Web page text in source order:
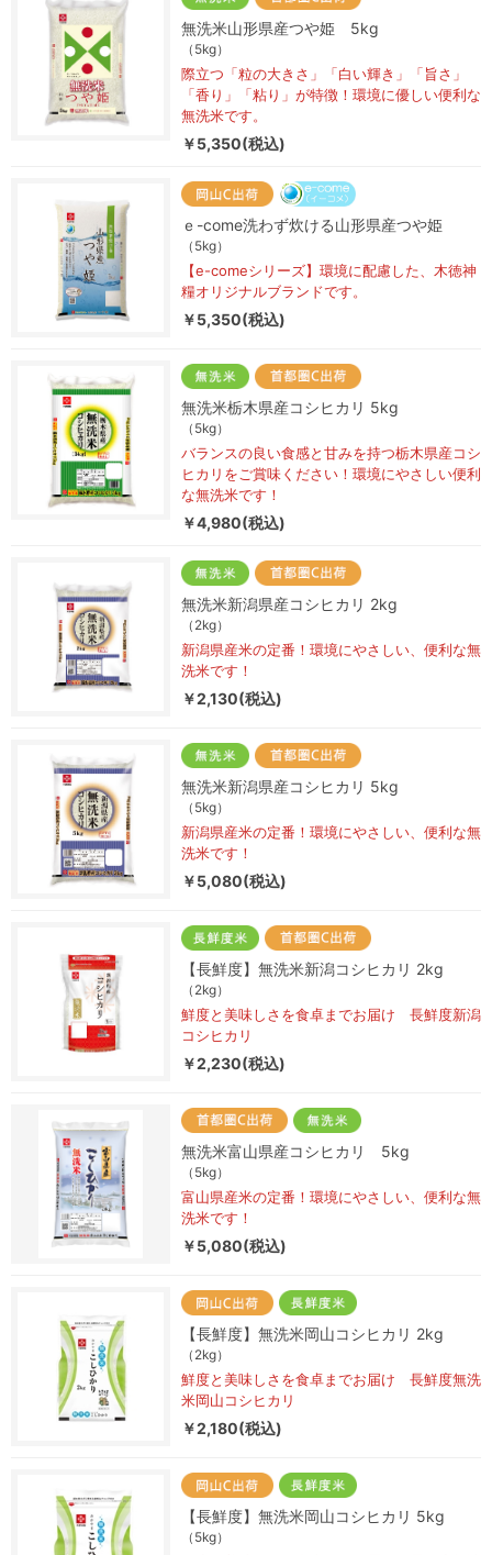
無洗米山形県産つや姫 5kg
（5kg）
際立つ「粒の大きさ」「白い輝き」「旨さ」
「香り」「粘り」が特徴！環境に優しい便利な
無洗米です。
￥5,350(税込)
ｅ-come洗わず炊ける山形県産つや姫
（5kg）
【e-comeシリーズ】環境に配慮した、木徳神
糧オリジナルブランドです。
￥5,350(税込)
無洗米栃木県産コシヒカリ 5kg
（5kg）
バランスの良い食感と甘みを持つ栃木県産コシ
ヒカリをご賞味ください！環境にやさしい便利
な無洗米です！
￥4,980(税込)
無洗米新潟県産コシヒカリ 2kg
（2kg）
新潟県産米の定番！環境にやさしい、便利な無
洗米です！
￥2,130(税込)
無洗米新潟県産コシヒカリ 5kg
（5kg）
新潟県産米の定番！環境にやさしい、便利な無
洗米です！
￥5,080(税込)
【長鮮度】無洗米新潟コシヒカリ 2kg
（2kg）
鮮度と美味しさを食卓までお届け 長鮮度新潟
コシヒカリ
￥2,230(税込)
無洗米富山県産コシヒカリ 5kg
（5kg）
富山県産米の定番！環境にやさしい、便利な無
洗米です！
￥5,080(税込)
【長鮮度】無洗米岡山コシヒカリ 2kg
（2kg）
鮮度と美味しさを食卓までお届け 長鮮度無洗
米岡山コシヒカリ
￥2,180(税込)
【長鮮度】無洗米岡山コシヒカリ 5kg
（5kg）